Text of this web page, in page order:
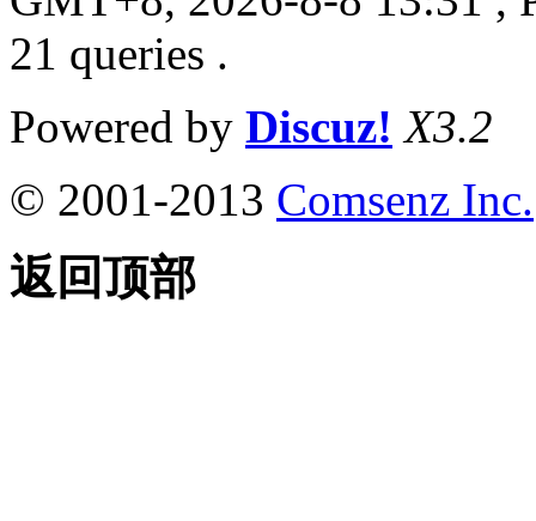
21 queries .
Powered by Discuz! X3.2
© 2001-2013 Comsenz Inc.
返回顶部